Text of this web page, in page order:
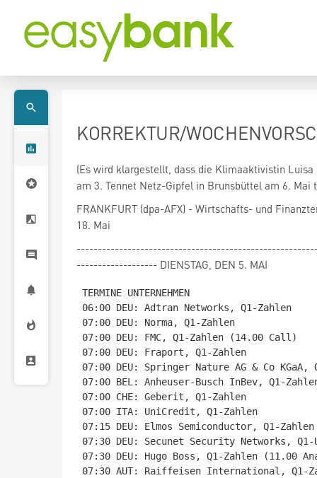
KORREKTUR/
(Es wird klargestellt, dass die Klimaaktivistin Luisa
am 3. Tennet Netz-Gipfel in Brunsbüttel am 6. Mai
FRANKFURT (dpa-AFX) - Wirtschafts- und
18. Mai
------------------- DIENSTAG, DEN 5. MAI
TERMINE UNTERNEHMEN
06:00 DEU: Adtran Networks, Q1-Zahlen
07:00 DEU: Norma, Q1-Zahlen
07:00 DEU: FMC, Q1-Zahlen (14.00 Call)
07:00 DEU: Fraport, Q1-Zahlen
07:00 DEU: Springer Nature AG & Co
07:00 BEL: Anheuser-Busch InBev, Q1-
07:00 CHE: Geberit, Q1-Zahlen
07:00 ITA: UniCredit, Q1-Zahlen
07:15 DEU: Elmos Semiconductor, Q1-Zahlen
07:30 DEU: Secunet Security Networks, Q1-
07:30 DEU: Hugo Boss, Q1-Zahlen (11.00
07:30 AUT: Raiffeisen International, Q1-